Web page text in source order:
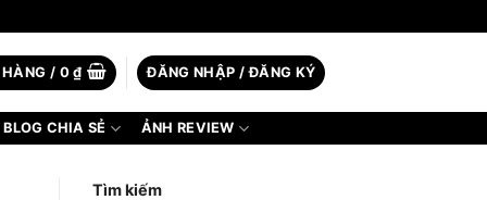
HÀNG / 0₫ ĐĂNG NHẬP / ĐĂNG KÝ
BLOG CHIA SẺ ẢNH REVIEW
Tìm kiếm